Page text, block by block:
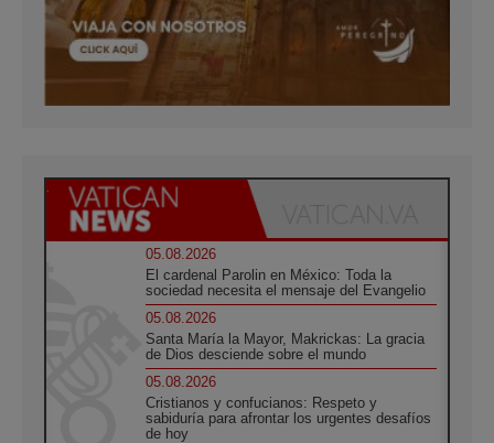
05.08.2026
El cardenal Parolin en México: Toda la
sociedad necesita el mensaje del Evangelio
05.08.2026
Santa María la Mayor, Makrickas: La gracia
de Dios desciende sobre el mundo
05.08.2026
Cristianos y confucianos: Respeto y
sabiduría para afrontar los urgentes desafíos
de hoy